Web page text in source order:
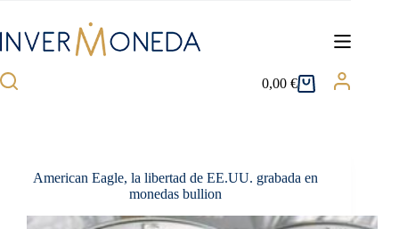
contenido
Carro
0,00€
American Eagle, la libertad de EE.UU. grabada en
monedas bullion